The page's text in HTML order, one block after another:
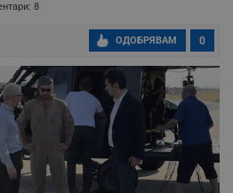
8
0
ОДОБРЯВАМ